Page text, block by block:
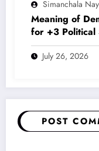
Simanchala
Meaning of
for +3 Political
2020)
July 26, 2026
POST